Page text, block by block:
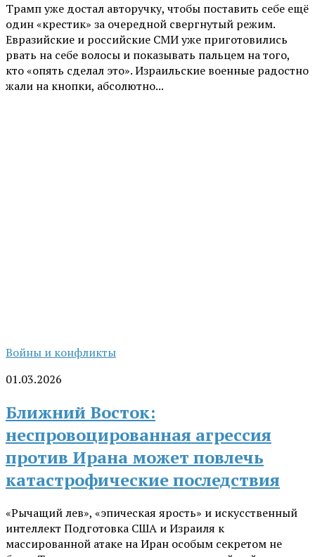
Трамп уже достал авторучку, чтобы поставить себе ещё
один «крестик» за очередной свергнутый режим.
Евразийские и российские СМИ уже приготовились
рвать на себе волосы и показывать пальцем на того,
кто «опять сделал это». Израильские военные радостно
жали на кнопки, абсолютно...
Войны и конфликты
01.03.2026
Ближний Восток:
неспровоцированная агрессия
против Ирана может повлечь
катастрофические последствия
«Рычащий лев», «эпическая ярость» и искусственный
интеллект Подготовка США и Израиля к
массированной атаке на Иран особым секретом не